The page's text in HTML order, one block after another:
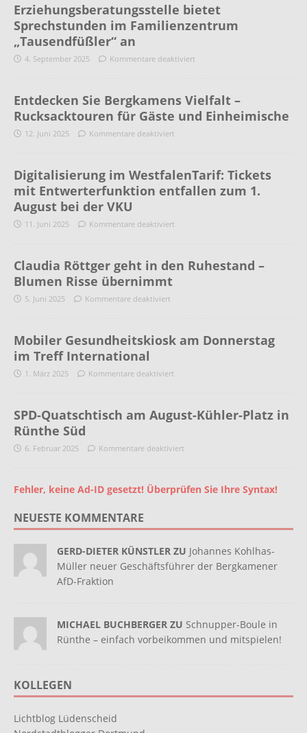
Erziehungsberatungsstelle bietet
Sprechstunden im Familienzentrum
„Tausendfüßler“ an
4. September 2025 Kommentare deaktiviert
Entdecken Sie Bergkamens Vielfalt –
Rucksacktouren für Gäste und Einheimische
12. Juni 2025 Kommentare deaktiviert
Digitalisierung im WestfalenTarif: Tickets
mit Entwerterfunktion entfallen zum 1.
August bei der VKU
11. Juni 2025 Kommentare deaktiviert
Claudia Röttger geht in den Ruhestand –
Blumen Risse übernimmt
5. Juni 2025 Kommentare deaktiviert
Mobiler Gesundheitskiosk am Donnerstag
im Treff International
1. März 2025 Kommentare deaktiviert
SPD-Quatschtisch am August-Kühler-Platz in
Rünthe Süd
6. Februar 2025 Kommentare deaktiviert
Fehler, keine Ad-ID gesetzt! Überprüfen Sie Ihre Syntax!
NEUESTE KOMMENTARE
GERD-DIETER KÜNSTLER ZU Johannes Kohlhas-
Müller neuer Geschäftsführer der Bergkamener
AfD-Fraktion
MICHAEL BUCHBERGER ZU Schnupper-Boule in
Rünthe – einfach vorbeikommen und mitspielen!
KOLLEGEN
Lichtblog Lüdenscheid